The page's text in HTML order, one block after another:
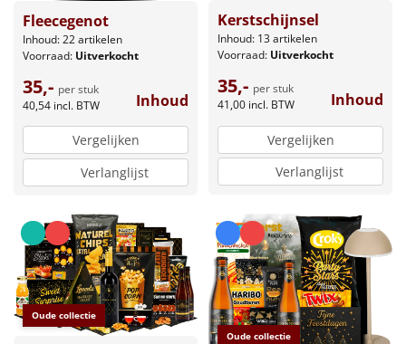
Fleecegenot
Inhoud: 22 artikelen
Voorraad: Uitverkocht
35,- per stuk
40,54 incl. BTW Inhoud
Vergelijken
Verlanglijst
Kerstschijnsel
Inhoud: 13 artikelen
Voorraad: Uitverkocht
35,- per stuk
41,00 incl. BTW Inhoud
Vergelijken
Verlanglijst
Oude collectie
Oude collectie